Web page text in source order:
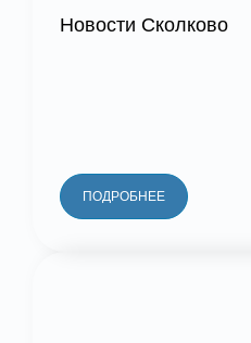
Новости Сколково
ПОДРОБНЕЕ